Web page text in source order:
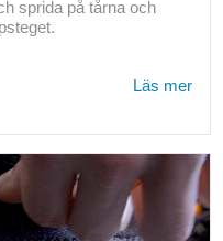
sprida på tårna och
Läs mer